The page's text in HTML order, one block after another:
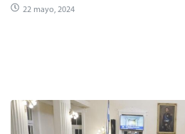
22 mayo, 2024